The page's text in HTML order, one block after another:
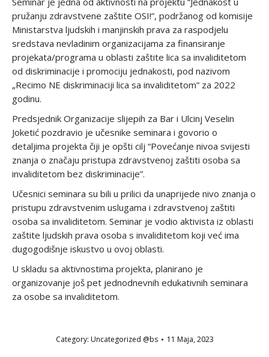
pružanju zdravstvene zaštite OSI!”, podržanog od komisije
Ministarstva ljudskih i manjinskih prava za raspodjelu
sredstava nevladinim organizacijama za finansiranje
projekata/programa u oblasti zaštite lica sa invaliditetom
od diskriminacije i promociju jednakosti, pod nazivom
„Recimo NE diskriminaciji lica sa invaliditetom” za 2022
godinu.
Predsjednik Organizacije slijepih za Bar i Ulcinj Veselin
Joketić pozdravio je učesnike seminara i govorio o
detaljima projekta čiji je opšti cilj “Povećanje nivoa svijesti
znanja o značaju pristupa zdravstvenoj zaštiti osoba sa
invaliditetom bez diskriminacije”.
Učesnici seminara su bili u prilici da unaprijede nivo znanja o
pristupu zdravstvenim uslugama i zdravstvenoj zaštiti
osoba sa invaliditetom. Seminar je vodio aktivista iz oblasti
zaštite ljudskih prava osoba s invaliditetom koji već ima
dugogodišnje iskustvo u ovoj oblasti.
U skladu sa aktivnostima projekta, planirano je
organizovanje još pet jednodnevnih edukativnih seminara
za osobe sa invaliditetom.
Category: Uncategorized @bs 11 Maja, 2023